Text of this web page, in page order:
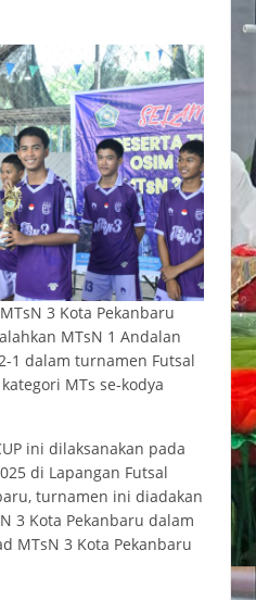
3 Kota Pekanbaru
MTsN 1 Andalan
1 dalam turnamen Futsal
MTs se-kodya
ini dilaksanakan pada
di Lapangan Futsal
turnamen ini diadakan
3 Kota Pekanbaru dalam
MTsN 3 Kota Pekanbaru